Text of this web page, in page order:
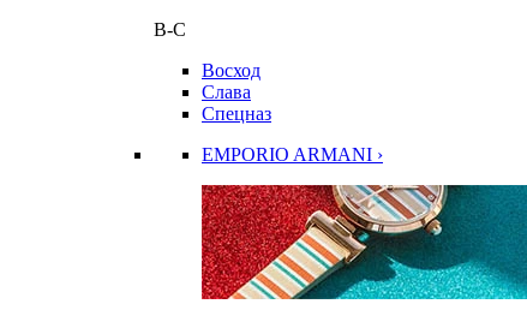
В-С
Восход
Слава
Спецназ
EMPORIO ARMANI ›